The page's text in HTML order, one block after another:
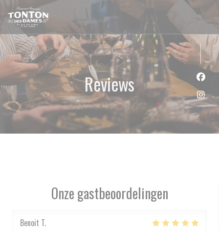
Cookies beheer paneel
Reviews
Onze gastbeoordelingen
Benoit T